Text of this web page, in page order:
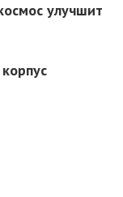
улучшит